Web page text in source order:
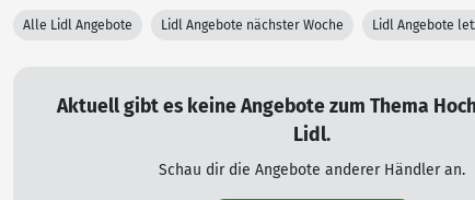
Alle Lidl Angebote Lidl Angebote nächster Woche Lidl Angebote
Aktuell gibt es keine Angebote zum Thema
Lidl.
Schau dir die Angebote anderer Händler an.